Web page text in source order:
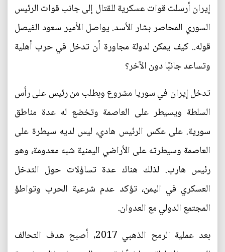
إيران أرسلت قوات عسكرية للقتال إلى جانب قوات الرئيس
السوري المحاصر بشار الأسد. يواصل الأمير سعود الفيصل
قوله.. كيف يمكن لدولة مجاورة أن تدخل في حرب أهلية
وتساعد جانبًا دون الآخر؟
تدخل إيران في سوريا مشروع وبطلب من رئيس على رأس
السلطة ويسيطر على العاصمة وتخضع له عدة مناطق
سورية. على عكس الرئيس هادي، ليس لديه سيطرة على
العاصمة وسيطرته على الأراضي اليمنية شبه معدومة، وهو
رئيس هارب. لذلك هناك عدة تساؤلات حول التدخل
العسكري في اليمن، تؤكد عدم شرعية الحرب وتواطؤ
المجتمع الدولي مع العدوان.
بعد عملية الرمح الذهبي 2017، أصبح هدف التحالف